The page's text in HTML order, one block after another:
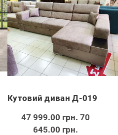
Кутовий диван Д-019
47 999.00 грн. 70
645.00 грн.